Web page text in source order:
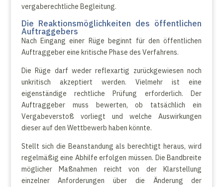
vergaberechtliche Begleitung.
Die Reaktionsmöglichkeiten des öffentlichen
Auftraggebers
Nach Eingang einer Rüge beginnt für den öffentlichen
Auftraggeber eine kritische Phase des Verfahrens.
Die Rüge darf weder reflexartig zurückgewiesen noch
unkritisch akzeptiert werden. Vielmehr ist eine
eigenständige rechtliche Prüfung erforderlich. Der
Auftraggeber muss bewerten, ob tatsächlich ein
Vergabeverstoß vorliegt und welche Auswirkungen
dieser auf den Wettbewerb haben könnte.
Stellt sich die Beanstandung als berechtigt heraus, wird
regelmäßig eine Abhilfe erfolgen müssen. Die Bandbreite
möglicher Maßnahmen reicht von der Klarstellung
einzelner Anforderungen über die Änderung der